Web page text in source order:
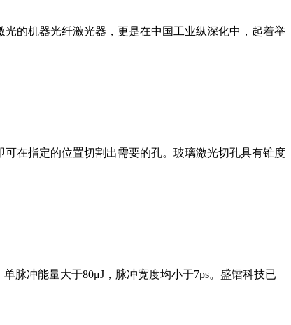
的机器光纤激光器，更是在中国工业纵深化中，起着举
在指定的位置切割出需要的孔。玻璃激光切孔具有锥度
脉冲能量大于80μJ，脉冲宽度均小于7ps。盛镭科技已